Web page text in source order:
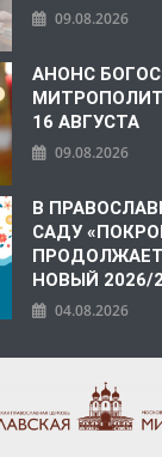
09.08.2026
АНОНС
16 АВГУСТА
09.08.2026
В
САДУ
НОВЫЙ 2026/
04.08.2026